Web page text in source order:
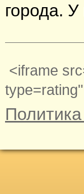
города.
<iframe